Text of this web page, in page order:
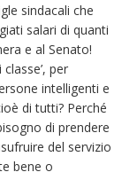
sindacali che
salari di quanti
e al Senato!
per
intelligenti e
di tutti? Perché
di prendere
del servizio
bene o